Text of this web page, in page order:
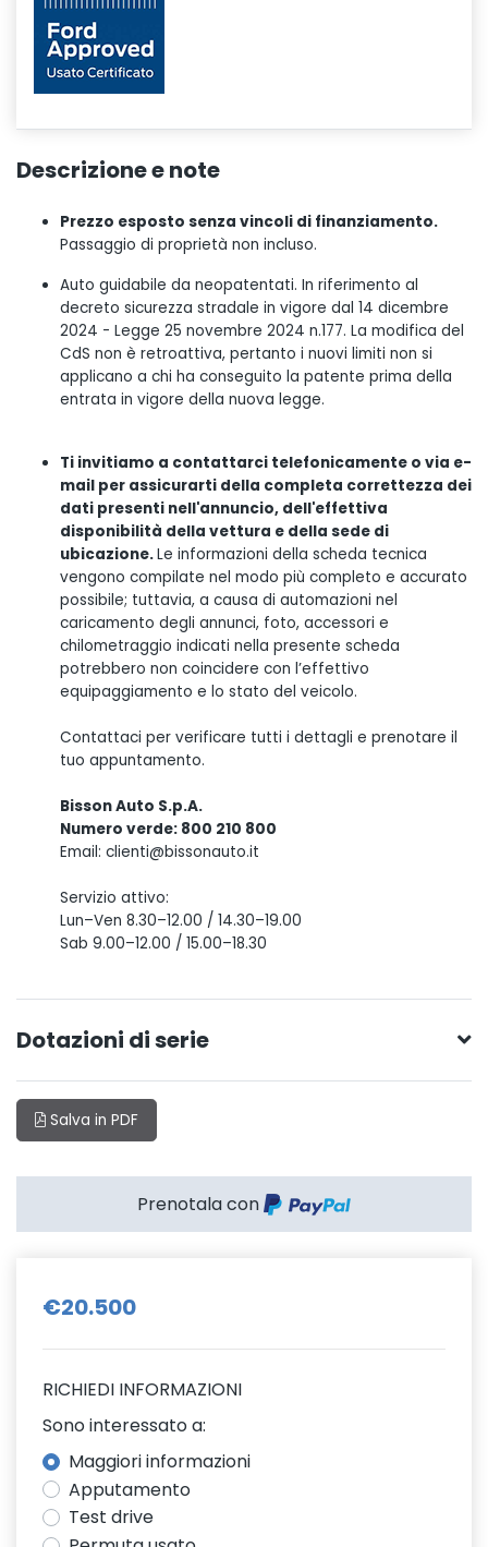
Descrizione e note
Prezzo esposto senza vincoli di finanziamento.
Passaggio di proprietà non incluso.
Auto guidabile da neopatentati. In riferimento al
decreto sicurezza stradale in vigore dal 14 dicembre
2024 - Legge 25 novembre 2024 n.177. La modifica del
CdS non è retroattiva, pertanto i nuovi limiti non si
applicano a chi ha conseguito la patente prima della
entrata in vigore della nuova legge.
Ti invitiamo a contattarci telefonicamente o via e-
mail per assicurarti della completa correttezza dei
dati presenti nell'annuncio, dell'effettiva
disponibilità della vettura e della sede di
ubicazione.Le informazioni della scheda tecnica
vengono compilate nel modo più completo e accurato
possibile; tuttavia, a causa di automazioni nel
caricamento degli annunci, foto, accessori e
chilometraggio indicati nella presente scheda
potrebbero non coincidere con l’effettivo
equipaggiamento e lo stato del veicolo.
Contattaci per verificare tutti i dettagli e prenotare il
tuo appuntamento.
Bisson Auto S.p.A.
Numero verde: 800 210 800
Email: clienti@bissonauto.it
Servizio attivo:
Lun–Ven 8.30–12.00 / 14.30–19.00
Sab 9.00–12.00 / 15.00–18.30
Dotazioni di serie
Salva in PDF
Prenotala con
€20.500
RICHIEDI INFORMAZIONI
Sono interessato a:
Maggiori informazioni
Apputamento
Test drive